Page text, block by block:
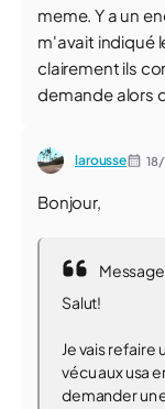
meme. Y a un
m'avait indiqué
clairement ils
demande alors
larousse 18/
Bonjour,
Salut!
Je vais refaire
vécu aux usa
demander un